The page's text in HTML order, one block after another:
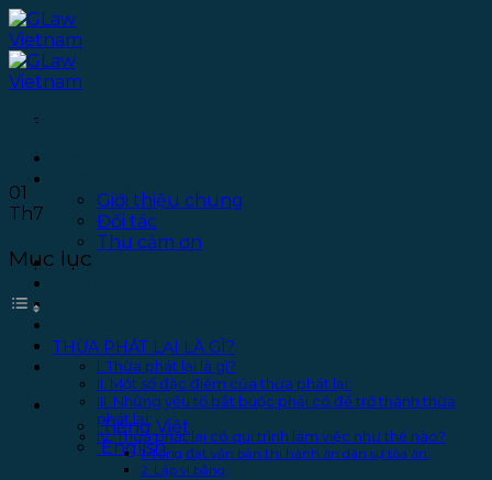
Bỏ
qua
nội
dung
Giới thiệu chung
Đối tác
Thư cảm ơn
Dịch vụ
Chính sách bảo mật
Liên hệ
Tiếng Việt
Tiếng Việt
English
Thừa phát lại là gì?
01
Th7
Mục lục
THỪA PHÁT LẠI LÀ GÌ?
I. Thừa phát lại là gì?
II. Một số đặc điểm của thừa phát lại:
III. Những yếu tố bắt buộc phải có để trở thành thừa
phát lại:
IV. Thừa phát lại có qui trình làm việc như thế nào?
1. Tống đạt văn bản thi hành án dân sự tòa án:
2. Lập vi bằng: